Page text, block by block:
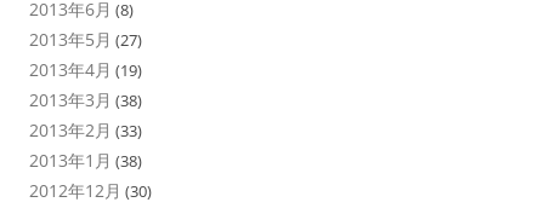
2013年6月 (8)
2013年5月 (27)
2013年4月 (19)
2013年3月 (38)
2013年2月 (33)
2013年1月 (38)
2012年12月 (30)